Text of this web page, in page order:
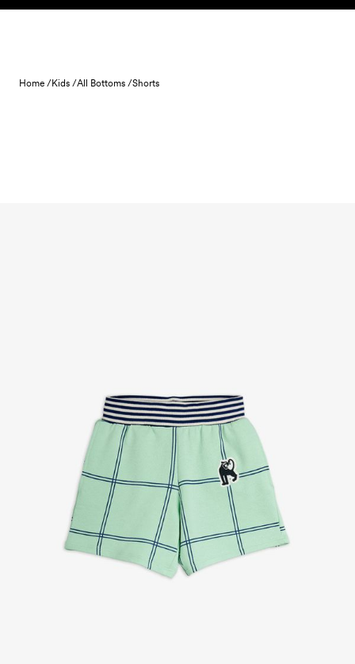
Skip to content
Home /Kids /All Bottoms /Shorts